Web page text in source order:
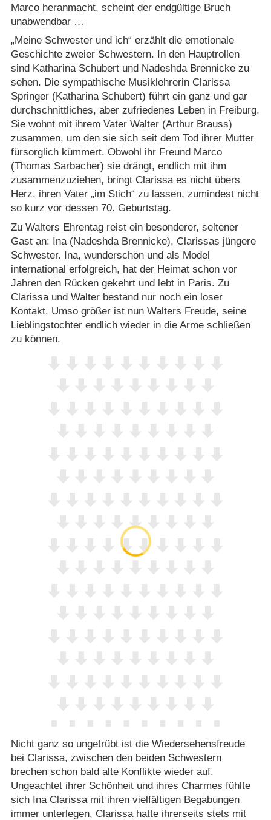
Marco heranmacht, scheint der endgültige Bruch
unabwendbar …
„Meine Schwester und ich“ erzählt die emotionale
Geschichte zweier Schwestern. In den Hauptrollen
sind Katharina Schubert und Nadeshda Brennicke zu
sehen. Die sympathische Musiklehrerin Clarissa
Springer (Katharina Schubert) führt ein ganz und gar
durchschnittliches, aber zufriedenes Leben in Freiburg.
Sie wohnt mit ihrem Vater Walter (Arthur Brauss)
zusammen, um den sie sich seit dem Tod ihrer Mutter
fürsorglich kümmert. Obwohl ihr Freund Marco
(Thomas Sarbacher) sie drängt, endlich mit ihm
zusammenzuziehen, bringt Clarissa es nicht übers
Herz, ihren Vater „im Stich“ zu lassen, zumindest nicht
so kurz vor dessen 70. Geburtstag.
Zu Walters Ehrentag reist ein besonderer, seltener
Gast an: Ina (Nadeshda Brennicke), Clarissas jüngere
Schwester. Ina, wunderschön und als Model
international erfolgreich, hat der Heimat schon vor
Jahren den Rücken gekehrt und lebt in Paris. Zu
Clarissa und Walter bestand nur noch ein loser
Kontakt. Umso größer ist nun Walters Freude, seine
Lieblingstochter endlich wieder in die Arme schließen
zu können.
Nicht ganz so ungetrübt ist die Wiedersehensfreude
bei Clarissa, zwischen den beiden Schwestern
brechen schon bald alte Konflikte wieder auf.
Ungeachtet ihrer Schönheit und ihres Charmes fühlte
sich Ina Clarissa mit ihren vielfältigen Begabungen
immer unterlegen, Clarissa hatte ihrerseits stets mit